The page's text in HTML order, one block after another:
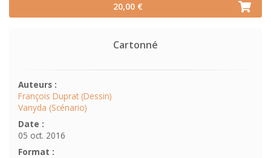
20,00 €
Cartonné
Auteurs :
François Duprat (Dessin)
Vanyda (Scénario)
Date :
05 oct. 2016
Format :